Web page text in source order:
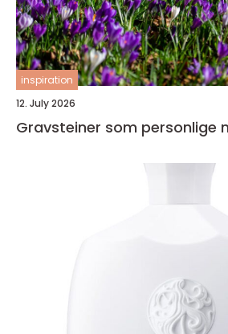
inspiration
12. July 2026
Gravsteiner som personlige